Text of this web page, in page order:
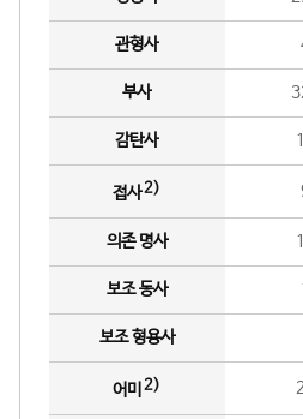
관형사
부사
감탄사
접사2)
의존 명사
보조 동사
보조 형용사
어미 2)